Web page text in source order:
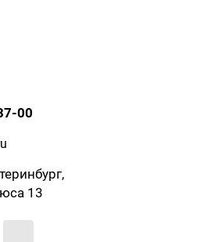
00
13